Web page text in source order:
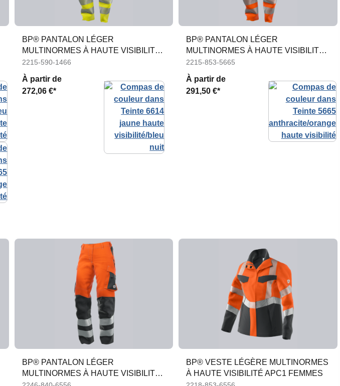
BP® PANTALON LÉGER
MULTINORMES À HAUTE VISIBILITÉ
CL. 1, APC1
2215-590-1466
À partir de
272,06 €*
BP® PANTALON LÉGER
MULTINORMES À HAUTE VISIBILITÉ
CL. 1, APC1
2215-853-5665
À partir de
291,50 €*
BP® PANTALON LÉGER
MULTINORMES À HAUTE VISIBILITÉ
APC2 FEMMES
BP® VESTE LÉGÈRE MULTINORMES
À HAUTE VISIBILITÉ APC1 FEMMES